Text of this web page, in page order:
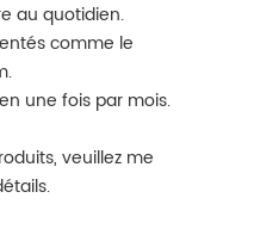
au quotidien.
comme le
une fois par mois.
veuillez me